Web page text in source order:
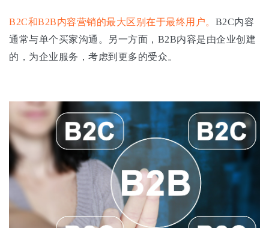
B2C和B2B内容营销的最大区别在于最终用户。 B2C内容
通常与单个买家沟通。另一方面，B2B内容是由企业创建
的，为企业服务，考虑到更多的受众。